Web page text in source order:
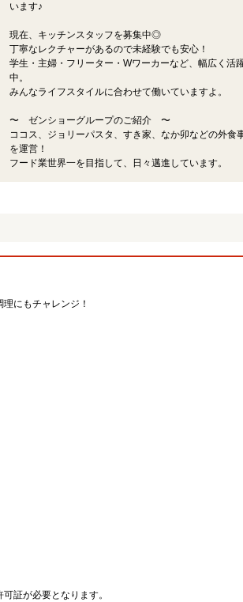
います♪
現在、キッチンスタッフを募集中◎
丁寧なレクチャーがあるので未経験でも安心！
学生・主婦・フリーター・Wワーカーなど、幅広く活
中。
みんなライフスタイルに合わせて働いていますよ。
〜 ゼンショーグループのご紹介 〜
ココス、ジョリーパスタ、すき家、なか卯などの外食
を運営！
フード業世界一を目指して、日々邁進しています。
にもチャレンジ！
証が必要となります。